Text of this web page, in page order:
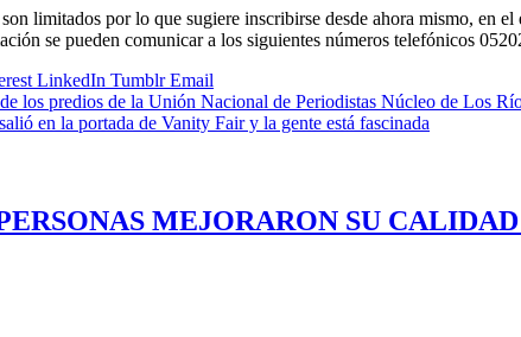
limitados por lo que sugiere inscribirse desde ahora mismo, en
se pueden comunicar a los siguientes números telefónicos
LinkedIn Tumblr Email
los predios de la Unión Nacional de Periodistas Núcleo de Los
en la portada de Vanity Fair y la gente está fascinada
MEJORARON SU